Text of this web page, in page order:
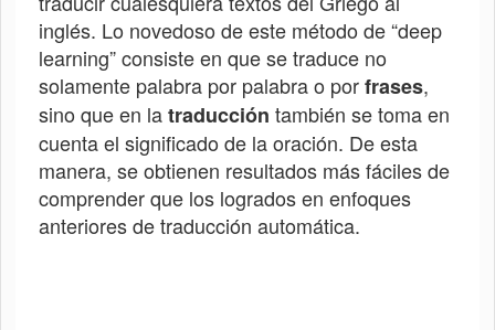
inglés. Lo novedoso de este método de “deep
learning” consiste en que se traduce no
solamente palabra por palabra o porfrases,
sino que en latraducción también se toma en
cuenta el significado de la oración. De esta
manera, se obtienen resultados más fáciles de
comprender que los logrados en enfoques
anteriores de traducción automática.